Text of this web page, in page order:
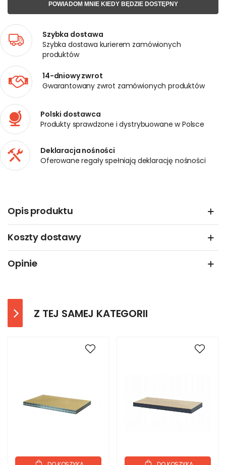
POWIADOM MNIE KIEDY BĘDZIE DOSTĘPNY
Szybka dostawa
Szybka dostawa kurierem zamówionych
produktów
14-dniowy zwrot
Gwarantowany zwrot zamówionych produktów
Polski dostawca
Produkty sprawdzone i dystrybuowane w Polsce
Deklaracja nośności
Oferowane regały spełniają deklarację nośności
Opis produktu
Koszty dostawy
Opinie
Z TEJ SAMEJ KATEGORII